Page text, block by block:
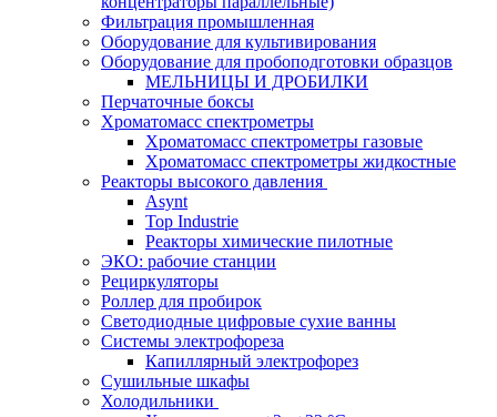
Фильтрация промышленная
Оборудование для культивирования
Оборудование для пробоподготовки образцов
МЕЛЬНИЦЫ И ДРОБИЛКИ
Перчаточные боксы
Хроматомасс спектрометры
Хроматомасс спектрометры газовые
Хроматомасс спектрометры жидкостные
Реакторы высокого давления
Asynt
Top Industrie
Реакторы химические пилотные
ЭКО: рабочие станции
Рециркуляторы
Роллер для пробирок
Светодиодные цифровые сухие ванны
Системы электрофореза
Капиллярный электрофорез
Сушильные шкафы
Холодильники